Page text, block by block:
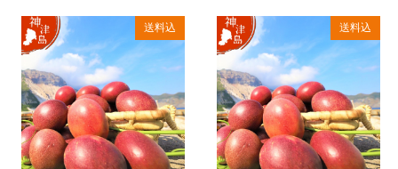
当店は海外への発送を行っていません。
■配送料金
送料は商品により異なります。各商品ページをご覧ください。
■お支払いについて
送料込 送料込